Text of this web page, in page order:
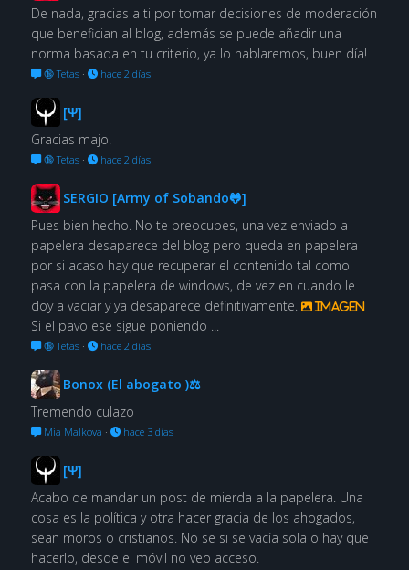
De nada, gracias a ti por tomar decisiones de moderación
que benefician al blog, además se puede añadir una
norma basada en tu criterio, ya lo hablaremos, buen día!
🔞 Tetas· hace 2 días
[Ψ]
Gracias majo.
🔞 Tetas· hace 2 días
SERGIO [Army of Sobando🐸]
Pues bien hecho. No te preocupes, una vez enviado a
papelera desaparece del blog pero queda en papelera
por si acaso hay que recuperar el contenido tal como
pasa con la papelera de windows, de vez en cuando le
doy a vaciar y ya desaparece definitivamente.
Imagen
Si el pavo ese sigue poniendo ...
🔞 Tetas· hace 2 días
Bonox (El abogato )⚖
Tremendo culazo
Mia Malkova · hace 3 días
[Ψ]
Acabo de mandar un post de mierda a la papelera. Una
cosa es la política y otra hacer gracia de los ahogados,
sean moros o cristianos. No se si se vacía sola o hay que
hacerlo, desde el móvil no veo acceso.